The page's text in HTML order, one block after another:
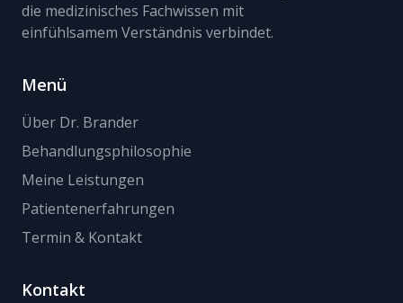
die medizinisches Fachwissen mit
einfühlsamem Verständnis verbindet.
Menü
Über Dr. Brander
Behandlungsphilosophie
Meine Leistungen
Patientenerfahrungen
Termin & Kontakt
Kontakt